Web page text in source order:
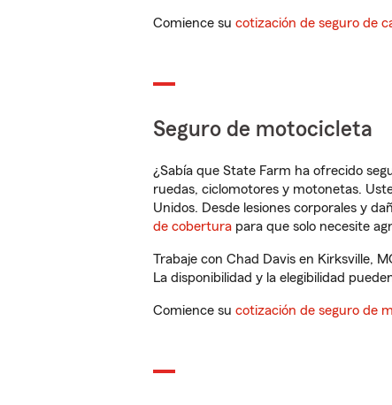
Comience su cotización de seguro de
Seguro de motocicleta
¿Sabía que State Farm ha ofrecido
ruedas, ciclomotores y motonetas.
Unidos. Desde lesiones corporales y
de cobertura para que solo necesite
Trabaje con Chad Davis en Kirksville,
La disponibilidad y la elegibilidad
Comience su cotización de seguro de